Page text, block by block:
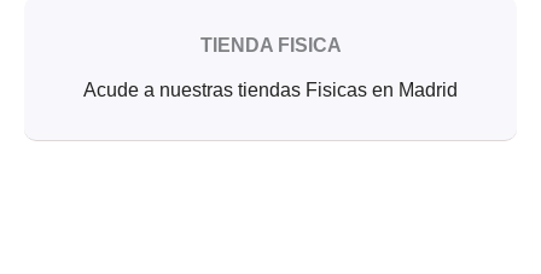
TIENDA FISICA
Acude a nuestras tiendas Fisicas en Madrid